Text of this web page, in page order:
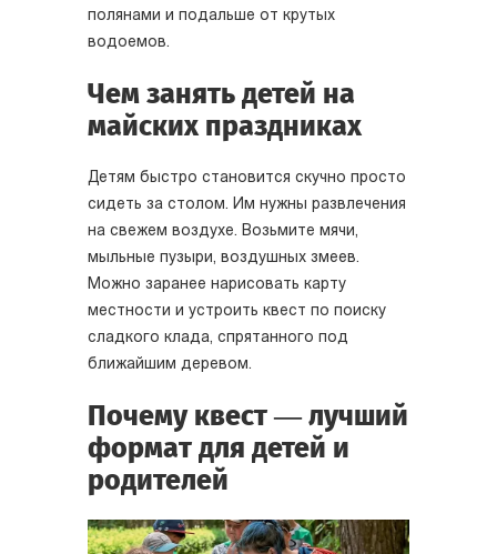
полянами и подальше от крутых
водоемов.
Чем занять детей на
майских праздниках
Детям быстро становится скучно просто
сидеть за столом. Им нужны развлечения
на свежем воздухе. Возьмите мячи,
мыльные пузыри, воздушных змеев.
Можно заранее нарисовать карту
местности и устроить квест по поиску
сладкого клада, спрятанного под
ближайшим деревом.
Почему квест — лучший
формат для детей и
родителей